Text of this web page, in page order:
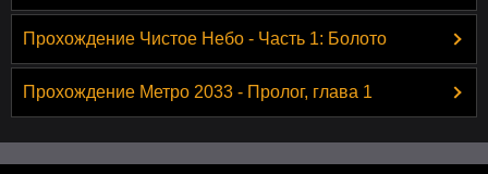
Прохождение Чистое Небо - Часть 1: Болото
Прохождение Метро 2033 - Пролог, глава 1